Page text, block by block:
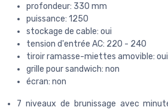
profondeur: 330 mm
puissance: 1250
stockage de cable: oui
tension d'entrée AC: 220 - 240
tiroir ramasse-miettes amovible: oui
grille pour sandwich: non
écran: non
7 niveaux de brunissage avec